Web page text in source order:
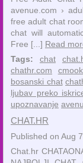
avenue.com ›
free adult chat
chat will
Free [...] Read
Tags:
chat
chathr.com
bosanski chat
ljubav preko
upoznavanje
CHAT.HR
Published on Aug
Chat.hr